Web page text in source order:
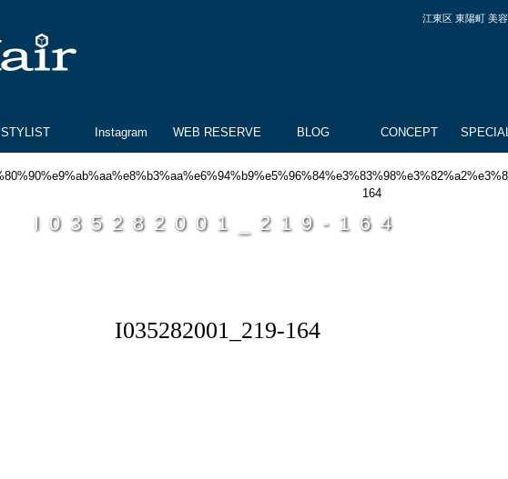
江東区 東陽町 美
STYLIST Instagram WEB RESERVE BLOG CONCEPT
I035282001_219-164
I035282001_219-164